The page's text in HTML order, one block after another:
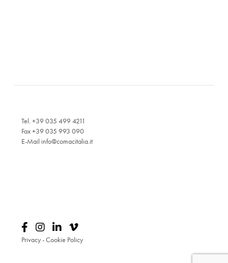
Tel. +39 035 499 4211
Fax +39 035 993 090
E-Mail info@comacitalia.it
Privacy-Cookie Policy